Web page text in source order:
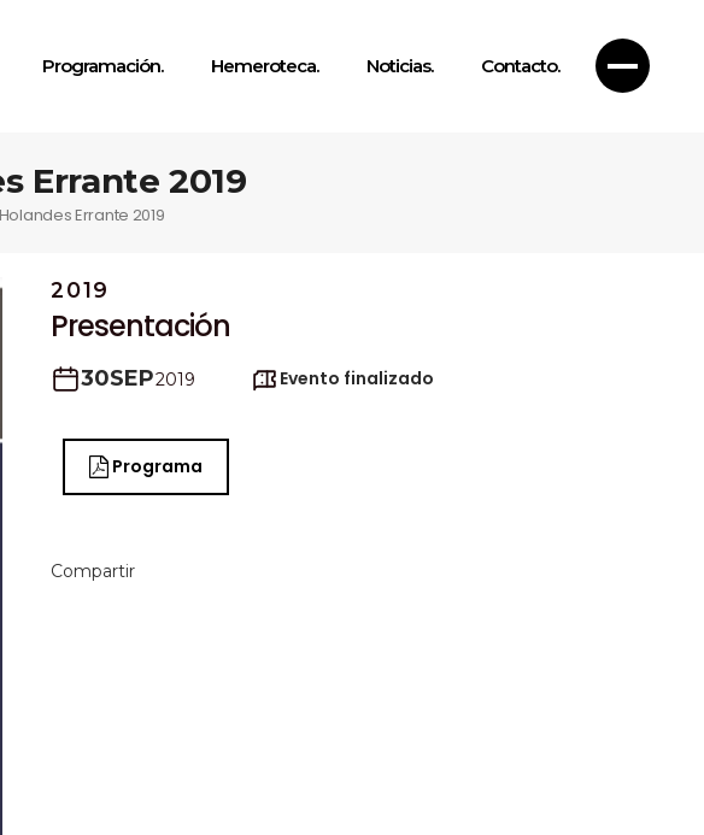
Programación. Hemeroteca. Noticias. Contacto.
Errante 2019
Errante 2019
2019
Presentación
30SEP2019 Evento finalizado
Programa